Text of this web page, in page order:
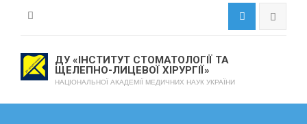
ДУ «ІНСТИТУТ СТОМАТОЛОГІЇ ТА
ЩЕЛЕПНО-ЛИЦЕВОЇ ХІРУРГІЇ»
НАЦІОНАЛЬНОЇ АКАДЕМІЇ МЕДИЧНИХ НАУК УКРАЇНИ